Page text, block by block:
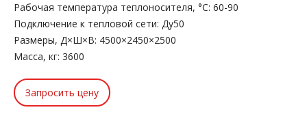
Рабочая температура теплоносителя, °С: 60-90
Подключение к тепловой сети: Ду50
Размеры, Д×Ш×В: 4500×2450×2500
Масса, кг: 3600
Запросить цену